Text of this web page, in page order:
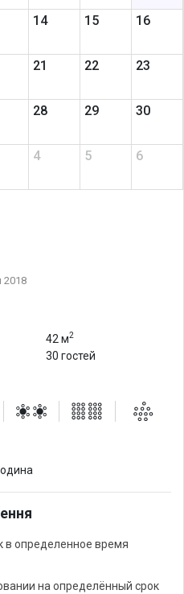
14 15 16
21 22 23
28 29 30
4 5 6
2018
42 м2
30 гостей
в определенное время
на определённый срок